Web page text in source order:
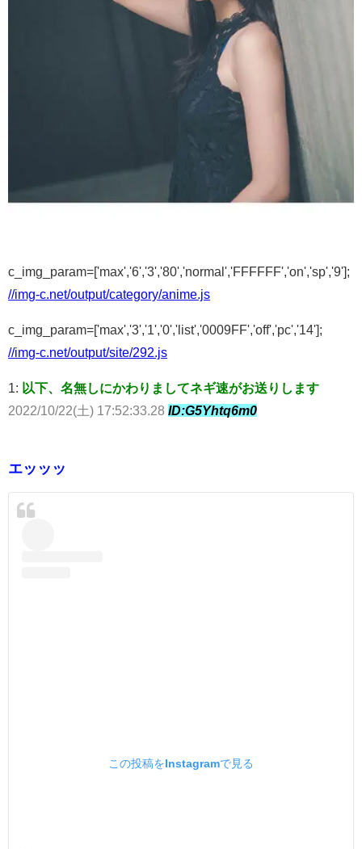
c_img_param=['max','6','3','80','normal','FFFFFF','on','sp','9'];
//img-c.net/output/category/anime.js
c_img_param=['max','3','1','0','list','0009FF','off','pc','14'];
//img-c.net/output/site/292.js
1: 以下、名無しにかわりましてネギ速がお送りします
2022/10/22(土) 17:52:33.28 ID:G5Yhtq6m0
エッッッ
この投稿をInstagramで見る